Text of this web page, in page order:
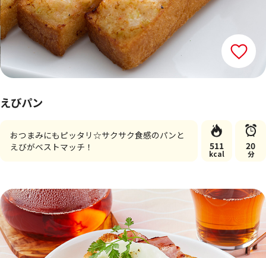
えびパン
おつまみにもピッタリ☆サクサク食感のパンと
えびがベストマッチ！
511
kcal
20
分